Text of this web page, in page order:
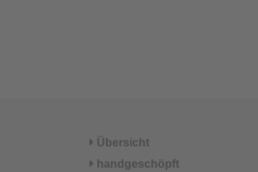
Übersicht
handgeschöpft